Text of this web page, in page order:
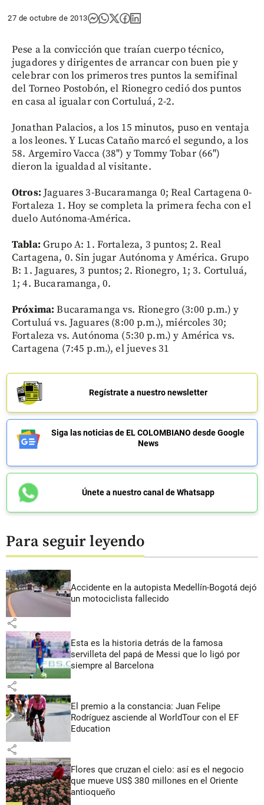
27 de octubre de 2013
Pese a la convicción que traían cuerpo técnico,
jugadores y dirigentes de arrancar con buen pie y
celebrar con los primeros tres puntos la semifinal
del Torneo Postobón, el Rionegro cedió dos puntos
en casa al igualar con Cortuluá, 2-2.
Jonathan Palacios, a los 15 minutos, puso en ventaja
a los leones. Y Lucas Cataño marcó el segundo, a los
58. Argemiro Vacca (38") y Tommy Tobar (66")
dieron la igualdad al visitante.
Otros: Jaguares 3-Bucaramanga 0; Real Cartagena 0-
Fortaleza 1. Hoy se completa la primera fecha con el
duelo Autónoma-América.
Tabla:Grupo A: 1. Fortaleza, 3 puntos; 2. Real
Cartagena, 0. Sin jugar Autónoma y América. Grupo
B: 1. Jaguares, 3 puntos; 2. Rionegro, 1; 3. Cortuluá,
1; 4. Bucaramanga, 0.
Próxima:Bucaramanga vs. Rionegro (3:00 p.m.) y
Cortuluá vs. Jaguares (8:00 p.m.), miércoles 30;
Fortaleza vs. Autónoma (5:30 p.m.) y América vs.
Cartagena (7:45 p.m.), el jueves 31
Regístrate a nuestro newsletter
Siga las noticias de EL COLOMBIANO desde Google
News
Únete a nuestro canal de Whatsapp
Para seguir leyendo
Accidente en la autopista Medellín-Bogotá dejó
un motociclista fallecido
share
Esta es la historia detrás de la famosa
servilleta del papá de Messi que lo ligó por
siempre al Barcelona
share
El premio a la constancia: Juan Felipe
Rodríguez asciende al WorldTour con el EF
Education
share
Flores que cruzan el cielo: así es el negocio
que mueve US$ 380 millones en el Oriente
antioqueño